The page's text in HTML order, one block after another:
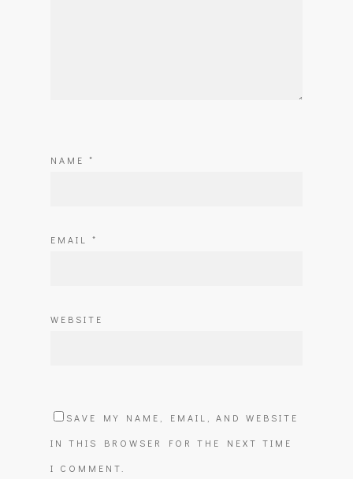
NAME *
EMAIL *
WEBSITE
SAVE MY NAME, EMAIL, AND WEBSITE
IN THIS BROWSER FOR THE NEXT TIME
I COMMENT.